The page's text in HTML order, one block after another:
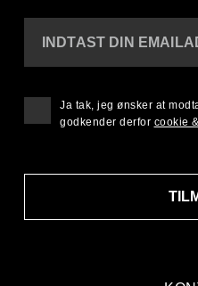
INDTAST DIN
Ja tak, jeg ønsker at
godkender derfor cookie